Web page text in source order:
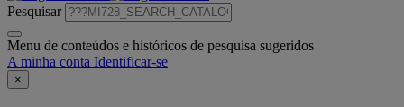
Pesquisar
Menu de conteúdos e históricos de pesquisa sugeridos
A minha conta Identificar-se
×